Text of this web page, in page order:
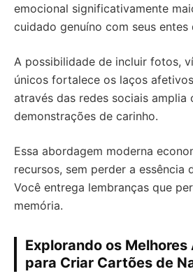
emocional significativamente
cuidado genuíno com seus entes
A possibilidade de incluir fotos,
únicos fortalece os laços
através das redes sociais amplia
demonstrações de carinho.
Essa abordagem moderna
recursos, sem perder a essência
Você entrega lembranças que
memória.
Explorando os
para Criar Cartões de